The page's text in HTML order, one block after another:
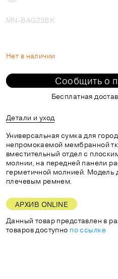
MN-BAG23BK
Нет в наличии
Сообщить о
Бесплатная
Детали и уход
Универсальная сумка для
непромокаемой мембранной
вместительный отдел с
молнии, на передней панели
герметичной молнией.
плечевым ремнем.
АРХИВ ONLINE
Данный товар представлен в
товаров доступно по ссылке